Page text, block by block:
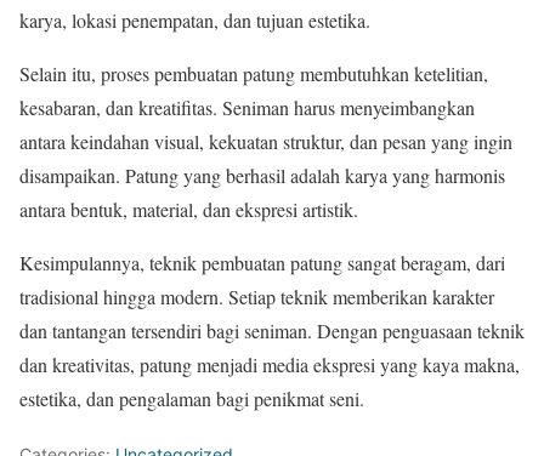
karya, lokasi penempatan, dan tujuan estetika.
Selain itu, proses pembuatan patung membutuhkan ketelitian,
kesabaran, dan kreatifitas. Seniman harus menyeimbangkan
antara keindahan visual, kekuatan struktur, dan pesan yang ingin
disampaikan. Patung yang berhasil adalah karya yang harmonis
antara bentuk, material, dan ekspresi artistik.
Kesimpulannya, teknik pembuatan patung sangat beragam, dari
tradisional hingga modern. Setiap teknik memberikan karakter
dan tantangan tersendiri bagi seniman. Dengan penguasaan teknik
dan kreativitas, patung menjadi media ekspresi yang kaya makna,
estetika, dan pengalaman bagi penikmat seni.